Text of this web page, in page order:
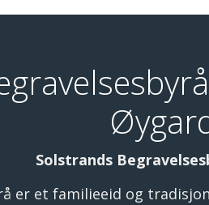
Solstrands
er et familieeid og